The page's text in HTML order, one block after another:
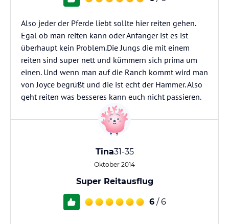
Also jeder der Pferde liebt sollte hier reiten gehen.
Egal ob man reiten kann oder Anfänger ist es ist
überhaupt kein Problem.Die Jungs die mit einem
reiten sind super nett und kümmern sich prima um
einen. Und wenn man auf die Ranch kommt wird man
von Joyce begrüßt und die ist echt der Hammer. Also
geht reiten was besseres kann euch nicht passieren.
Tina31-35
Oktober 2014
Super Reitausflug
6 / 6